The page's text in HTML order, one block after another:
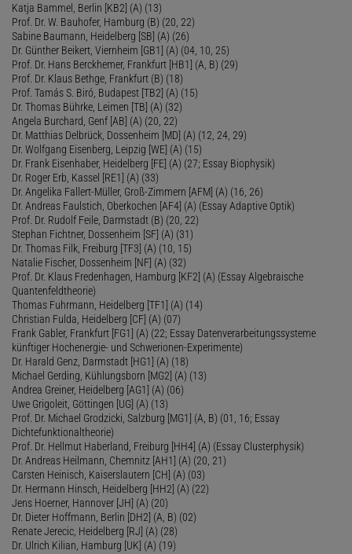
Katja Bammel, Berlin [KB2] (A) (13)
Prof. Dr. W. Bauhofer, Hamburg (B) (20, 22)
Sabine Baumann, Heidelberg [SB] (A) (26)
Dr. Günther Beikert, Viernheim [GB1] (A) (04, 10, 25)
Prof. Dr. Hans Berckhemer, Frankfurt [HB1] (A, B) (29)
Prof. Dr. Klaus Bethge, Frankfurt (B) (18)
Prof. Tamás S. Biró, Budapest [TB2] (A) (15)
Dr. Thomas Bührke, Leimen [TB] (A) (32)
Angela Burchard, Genf [AB] (A) (20, 22)
Dr. Matthias Delbrück, Dossenheim [MD] (A) (12, 24, 29)
Dr. Wolfgang Eisenberg, Leipzig [WE] (A) (15)
Dr. Frank Eisenhaber, Heidelberg [FE] (A) (27; Essay Biophysik)
Dr. Roger Erb, Kassel [RE1] (A) (33)
Dr. Angelika Fallert-Müller, Groß-Zimmern [AFM] (A) (16, 26)
Dr. Andreas Faulstich, Oberkochen [AF4] (A) (Essay Adaptive Optik)
Prof. Dr. Rudolf Feile, Darmstadt (B) (20, 22)
Stephan Fichtner, Dossenheim [SF] (A) (31)
Dr. Thomas Filk, Freiburg [TF3] (A) (10, 15)
Natalie Fischer, Dossenheim [NF] (A) (32)
Prof. Dr. Klaus Fredenhagen, Hamburg [KF2] (A) (Essay Algebraische
Quantenfeldtheorie)
Thomas Fuhrmann, Heidelberg [TF1] (A) (14)
Christian Fulda, Heidelberg [CF] (A) (07)
Frank Gabler, Frankfurt [FG1] (A) (22; Essay Datenverarbeitungssysteme
künftiger Hochenergie- und Schwerionen-Experimente)
Dr. Harald Genz, Darmstadt [HG1] (A) (18)
Michael Gerding, Kühlungsborn [MG2] (A) (13)
Andrea Greiner, Heidelberg [AG1] (A) (06)
Uwe Grigoleit, Göttingen [UG] (A) (13)
Prof. Dr. Michael Grodzicki, Salzburg [MG1] (A, B) (01, 16; Essay
Dichtefunktionaltheorie)
Prof. Dr. Hellmut Haberland, Freiburg [HH4] (A) (Essay Clusterphysik)
Dr. Andreas Heilmann, Chemnitz [AH1] (A) (20, 21)
Carsten Heinisch, Kaiserslautern [CH] (A) (03)
Dr. Hermann Hinsch, Heidelberg [HH2] (A) (22)
Jens Hoerner, Hannover [JH] (A) (20)
Dr. Dieter Hoffmann, Berlin [DH2] (A, B) (02)
Renate Jerecic, Heidelberg [RJ] (A) (28)
Dr. Ulrich Kilian, Hamburg [UK] (A) (19)